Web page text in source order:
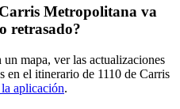
Metropolitana va
retrasado?
un mapa, ver las actualizaciones
en el itinerario de 1110 de Carris
aplicación.